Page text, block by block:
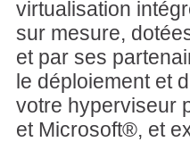
virtualisation
sur mesure,
et par ses
le déploiement et
votre hyperviseur
et Microsoft®, et